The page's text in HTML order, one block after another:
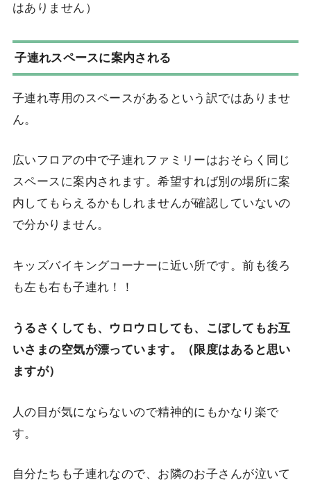
はありません）
子連れスペースに案内される
子連れ専用のスペースがあるという訳ではありませ
ん。
広いフロアの中で子連れファミリーはおそらく同じ
スペースに案内されます。希望すれば別の場所に案
内してもらえるかもしれませんが確認していないの
で分かりません。
キッズバイキングコーナーに近い所です。前も後ろ
も左も右も子連れ！！
うるさくしても、ウロウロしても、こぼしてもお互
いさまの空気が漂っています。（限度はあると思い
ますが）
人の目が気にならないので精神的にもかなり楽で
す。
自分たちも子連れなので、お隣のお子さんが泣いて